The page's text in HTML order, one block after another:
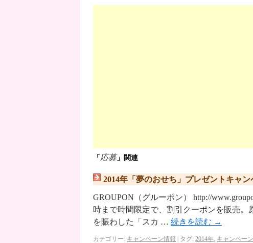
「 応募 」関連
2014年「夢のおせち」プレゼントキャ
GROUPON（グルーポン） http://
時まで時間限定で、割引クーポンを販売。
を賑わした「スカ … 続きを読む →
カテゴリー: キャンペーン情報 タグ: 2014年, キャンペーン